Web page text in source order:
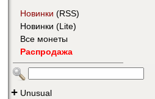
Новинки (RSS)
Новинки (Lite)
Все монеты
Распродажа
+ Unusual